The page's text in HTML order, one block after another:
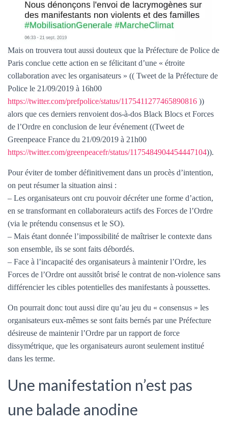
Mais on trouvera tout aussi douteux que la Préfecture de Police de
Paris conclue cette action en se félicitant d’une « étroite
collaboration avec les organisateurs » (( Tweet de la Préfecture de
Police le 21/09/2019 à 16h00
https://twitter.com/prefpolice/status/1175411277465890816 ))
alors que ces derniers renvoient dos-à-dos Black Blocs et Forces
de l’Ordre en conclusion de leur événement ((Tweet de
Greenpeace France du 21/09/2019 à 21h00
https://twitter.com/greenpeacefr/status/1175484904454447104)).
Pour éviter de tomber définitivement dans un procès d’intention,
on peut résumer la situation ainsi :
– Les organisateurs ont cru pouvoir décréter une forme d’action,
en se transformant en collaborateurs actifs des Forces de l’Ordre
(via le prétendu consensus et le SO).
– Mais étant donnée l’impossibilité de maîtriser le contexte dans
son ensemble, ils se sont faits débordés.
– Face à l’incapacité des organisateurs à maintenir l’Ordre, les
Forces de l’Ordre ont aussitôt brisé le contrat de non-violence sans
différencier les cibles potentielles des manifestants à poussettes.
On pourrait donc tout aussi dire qu’au jeu du « consensus » les
organisateurs eux-mêmes se sont faits bernés par une Préfecture
désireuse de maintenir l’Ordre par un rapport de force
dissymétrique, que les organisateurs auront seulement institué
dans les terme.
Une manifestation n’est pas
une balade anodine